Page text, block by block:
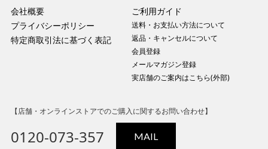
会社概要
プライバシーポリシー
特定商取引法に基づく表記
ご利用ガイド
送料・お支払い方法について
返品・キャンセルについて
会員登録
メールマガジン登録
実店舗のご案内はこちら(外部)
【店舗・オンラインストアでのご購入に関するお問い合わせ】
0120-073-357 MAIL